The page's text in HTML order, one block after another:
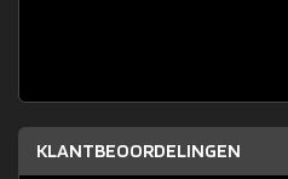
KLANTBEOORDELINGEN